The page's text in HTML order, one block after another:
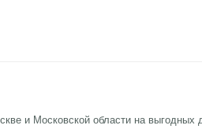
и Московской области на выгодных